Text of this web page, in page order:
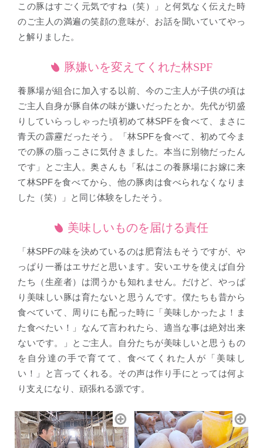
この豚はすごく元気ですね（笑）」と何気なく伝えた時
のご主人の満遍の笑顔の意味が、お話を聞いていてやっ
と解りました。
豚嫌いを変えてくれた林SPF
養豚場が組合に加入する以前、今のご主人が子供の頃は
ご主人自身が豚自体の味が嫌いだったとか。先代が切盛
りしていらっしゃった頃初めて林SPFを食べて、まさに
青天の霹靂だったそう。「林SPFを食べて、初めて今ま
での豚の脂っこさに気付きました。本当に別物だったん
です」とご主人。奥さんも「私はこの養豚場にお嫁に来
て林SPFを食べてから、他の豚肉は食べられなくなりま
した（笑）」と同じ体験をしたそう。
美味しいものを届ける責任
「林SPFの味を決めているのは肥育法もそうですが、や
っぱり一番はエサだと思います。安いエサを使えば自分
たち（生産者）は潤うかも知れません。だけど、やっぱ
り美味しい豚は育たないと思うんです。僕たちも昔から
食べていて、周りにも配った時に「美味しかったよ！ま
た食べたい！」なんて言われたら、適当な事は絶対出来
ないです。」とご主人。自分たちが美味しいと思うもの
を自分達の手で育てて、食べてくれた人が「美味し
い！」と言ってくれる。その声は作り手にとっては何よ
り支えになり、頑張れる源です。